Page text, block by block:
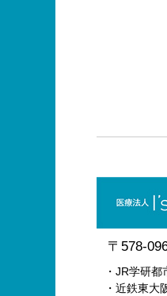
〒578-
・JR学研
・近鉄東大